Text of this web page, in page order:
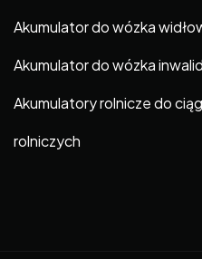
Akumulator do wózka
Akumulator do wózka
Akumulatory rolnicze do
rolniczych